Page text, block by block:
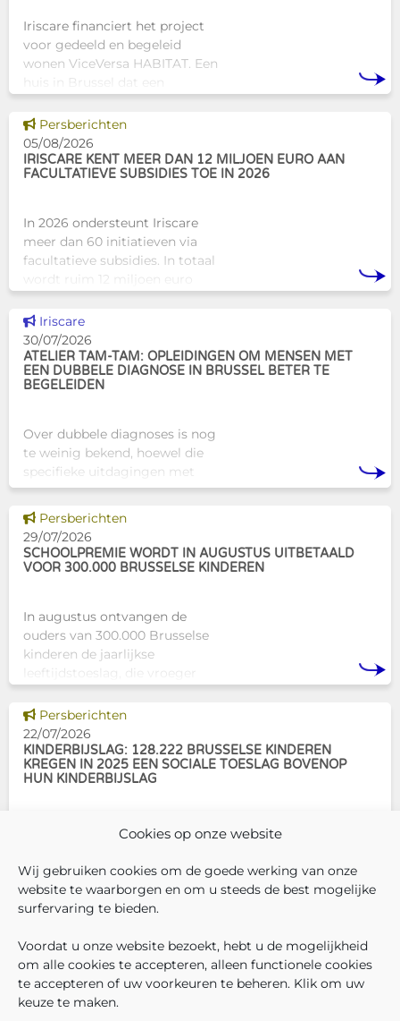
Cookies op onze website
Wij gebruiken cookies om de goede werking van onze
website te waarborgen en om u steeds de best mogelijke
surfervaring te bieden.
Voordat u onze website bezoekt, hebt u de mogelijkheid
om alle cookies te accepteren, alleen functionele cookies
te accepteren of uw voorkeuren te beheren. Klik om uw
keuze te maken.
Iriscare financiert het project
voor gedeeld en begeleid
wonen ViceVersa HABITAT. Een
huis in Brussel dat een
alternatief biedt voor de
traditionele
huisvestingsstructuren v
Dit nieuws tonen
Persberichten
05/08/2026
IRISCARE KENT MEER DAN 12 MILJOEN EURO AAN
FACULTATIEVE SUBSIDIES TOE IN 2026
In 2026 ondersteunt Iriscare
meer dan 60 initiatieven via
facultatieve subsidies. In totaal
wordt ruim 12 miljoen euro
Brusselse actoren die actief
zijn op het vlak van gezondhe
Dit nieuws tonen
Iriscare
30/07/2026
ATELIER TAM-TAM: OPLEIDINGEN OM MENSEN MET
EEN DUBBELE DIAGNOSE IN BRUSSEL BETER TE
BEGELEIDEN
Over dubbele diagnoses is nog
te weinig bekend, hoewel die
specifieke uitdagingen met
zich meebrengen voor zowel
professionals als naasten. In
Brussel biedt Atelier Tam-Tam
een concrete oplossing in
Dit nieuws tonen
Persberichten
29/07/2026
SCHOOLPREMIE WORDT IN AUGUSTUS UITBETAALD
VOOR 300.000 BRUSSELSE KINDEREN
In augustus ontvangen de
ouders van 300.000 Brusselse
kinderen de jaarlijkse
leeftijdstoeslag, die vroeger
schoolpremie. Deze financiële
ondersteuning helpt gezinnen
om de kosten
Dit nieuws tonen
Persberichten
22/07/2026
KINDERBIJSLAG: 128.222 BRUSSELSE KINDEREN
KREGEN IN 2025 EEN SOCIALE TOESLAG BOVENOP
HUN KINDERBIJSLAG
In december 2025 hadden
304.966 Brusselse kinderen
recht op kinderbijslag. Van hen
ontvingen 128.222 kinderen ook
een sociale toeslag boven op
komt overeen met 42,04% van
WIE ZIJN WIJ ?
WERKEN BIJ ONS
ALLE NIEUWSBERICHTEN
TRANSPARANTIE
CONTACTEER ONS